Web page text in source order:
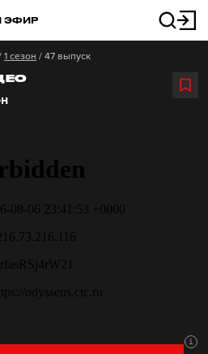
ЭФИР
1 сезон / 47 выпуск